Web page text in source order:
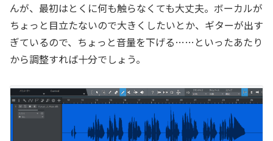
んが、最初はとくに何も触らなくても大丈夫。ボーカルが
ちょっと目立たないので大きくしたいとか、ギターが出す
ぎているので、ちょっと音量を下げる……といったあたり
から調整すれば十分でしょう。